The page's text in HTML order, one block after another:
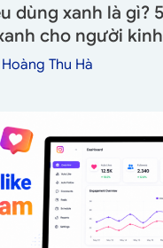
dùng xanh là gì?
cho người
Hoàng Thu Hà